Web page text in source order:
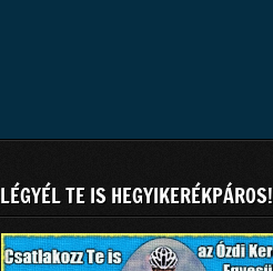
LÉGYÉL TE IS HEGYIKERÉKPÁROS!